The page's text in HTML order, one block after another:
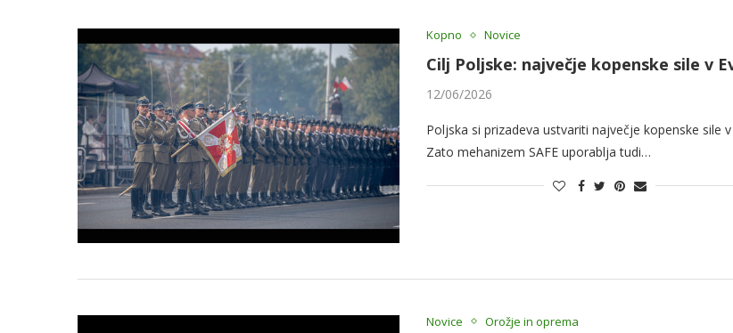
Kopno Novice
Cilj Poljske: največje kopenske sile v
12/06/2026
Poljska si prizadeva ustvariti največje kopenske sile v
Zato mehanizem SAFE uporablja tudi…
Novice Orožje in oprema